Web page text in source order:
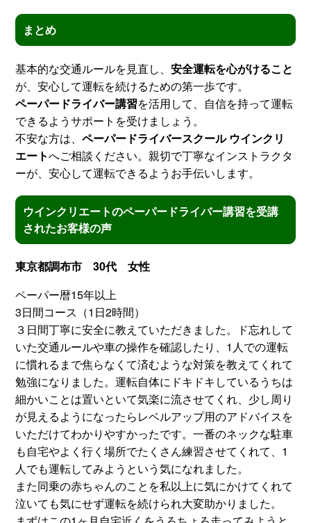
まとめ
基本的な交通ルールを見直し、安全運転を心がけること
が、安心して運転を続けるための第一歩です。
ペーパードライバー講習を活用して、自信を持って運転
できるようサポートを受けましょう。
不安な方は、ペーパードライバースクール ウインクリ
エートへご相談ください。親切で丁寧なインストラクタ
ーが、安心して運転できるようお手伝いします。
ウインクリエートのペーパードライバー講習を受講
されたお客様の声
東京都調布市 30代 女性
ペーパー暦15年以上
3日間コース（1日2時間）
３日間丁寧に安全に教えていただきました。ド忘れして
いた交通ルールや車の操作を確認したり、1人での運転
に慣れるまで焦らなくて済むような対策を教えてくれて
勉強になりました。運転自体にドキドキしているうちは
細かいことは置いといて気楽に流させてくれ、少し周り
が見えるようになったらレベルアップ用のアドバイスを
いただけてわかりやすかったです。一番のネックな駐車
も自宅やよく行く場所でたくさん練習させてくれて、1
人でも運転してみようという気になれました。
また同乗の赤ちゃんのことを私以上に気にかけてくれて
泣いても気にせず運転を続けられ大変助かりました。